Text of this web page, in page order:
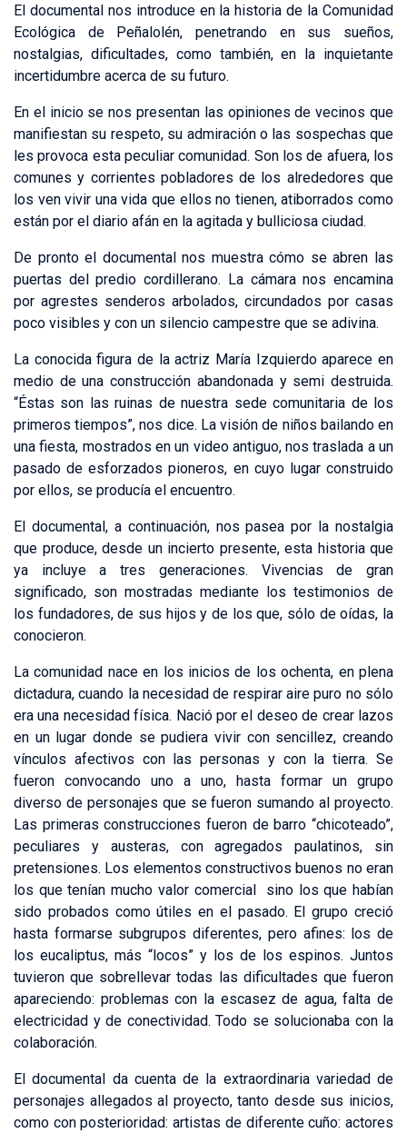
El documental nos introduce en la historia de la Comunidad
Ecológica de Peñalolén, penetrando en sus sueños,
nostalgias, dificultades, como también, en la inquietante
incertidumbre acerca de su futuro.
En el inicio se nos presentan las opiniones de vecinos que
manifiestan su respeto, su admiración o las sospechas que
les provoca esta peculiar comunidad. Son los de afuera, los
comunes y corrientes pobladores de los alrededores que
los ven vivir una vida que ellos no tienen, atiborrados como
están por el diario afán en la agitada y bulliciosa ciudad.
De pronto el documental nos muestra cómo se abren las
puertas del predio cordillerano. La cámara nos encamina
por agrestes senderos arbolados, circundados por casas
poco visibles y con un silencio campestre que se adivina.
La conocida figura de la actriz María Izquierdo aparece en
medio de una construcción abandonada y semi destruida.
“Éstas son las ruinas de nuestra sede comunitaria de los
primeros tiempos”, nos dice. La visión de niños bailando en
una fiesta, mostrados en un video antiguo, nos traslada a un
pasado de esforzados pioneros, en cuyo lugar construido
por ellos, se producía el encuentro.
El documental, a continuación, nos pasea por la nostalgia
que produce, desde un incierto presente, esta historia que
ya incluye a tres generaciones. Vivencias de gran
significado, son mostradas mediante los testimonios de
los fundadores, de sus hijos y de los que, sólo de oídas, la
conocieron.
La comunidad nace en los inicios de los ochenta, en plena
dictadura, cuando la necesidad de respirar aire puro no sólo
era una necesidad física. Nació por el deseo de crear lazos
en un lugar donde se pudiera vivir con sencillez, creando
vínculos afectivos con las personas y con la tierra. Se
fueron convocando uno a uno, hasta formar un grupo
diverso de personajes que se fueron sumando al proyecto.
Las primeras construcciones fueron de barro “chicoteado”,
peculiares y austeras, con agregados paulatinos, sin
pretensiones. Los elementos constructivos buenos no eran
los que tenían mucho valor comercial sino los que habían
sido probados como útiles en el pasado. El grupo creció
hasta formarse subgrupos diferentes, pero afines: los de
los eucaliptus, más “locos” y los de los espinos. Juntos
tuvieron que sobrellevar todas las dificultades que fueron
apareciendo: problemas con la escasez de agua, falta de
electricidad y de conectividad. Todo se solucionaba con la
colaboración.
El documental da cuenta de la extraordinaria variedad de
personajes allegados al proyecto, tanto desde sus inicios,
como con posterioridad: artistas de diferente cuño: actores